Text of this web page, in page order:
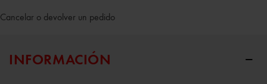
Cancelar o devolver un pedido
INFORMACIÓN